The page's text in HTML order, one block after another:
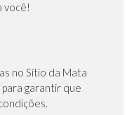
você!
no Sítio da Mata
garantir que